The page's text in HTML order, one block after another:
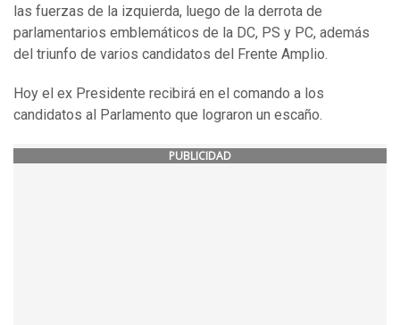
las fuerzas de la izquierda, luego de la derrota de
parlamentarios emblemáticos de la DC, PS y PC, además
del triunfo de varios candidatos del Frente Amplio.
Hoy el ex Presidente recibirá en el comando a los
candidatos al Parlamento que lograron un escaño.
PUBLICIDAD